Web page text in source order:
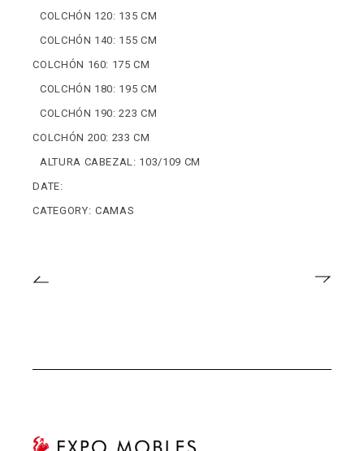
COLCHÓN 120: 135 CM
COLCHÓN 140: 155 CM
COLCHÓN 160: 175 CM
COLCHÓN 180: 195 CM
COLCHÓN 190: 223 CM
COLCHÓN 200: 233 CM
ALTURA CABEZAL: 103/109 CM
DATE:
CATEGORY: CAMAS